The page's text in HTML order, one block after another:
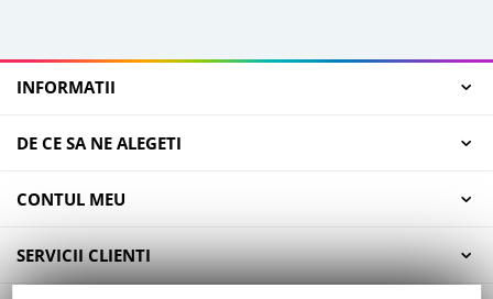
INFORMATII
DE CE SA NE ALEGETI
CONTUL MEU
SERVICII CLIENTI